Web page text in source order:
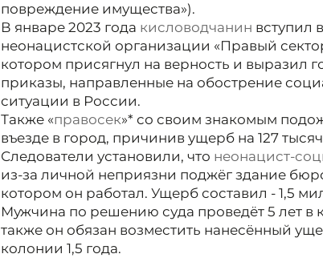
повреждение имущества»).
В январе 2023 года кисловодчанин вступил
неонацистской организации «Правый
котором присягнул на верность и выразил
приказы, направленные на обострение
ситуации в России.
Также «правосек»* со своим знакомым
въезде в город, причинив ущерб на 127
Следователи установили, что неонацист-
из-за личной неприязни поджёг здание
котором он работал. Ущерб составил - 1,5
Мужчина по решению суда проведёт 5 лет
также он обязан возместить нанесённый
колонии 1,5 года.